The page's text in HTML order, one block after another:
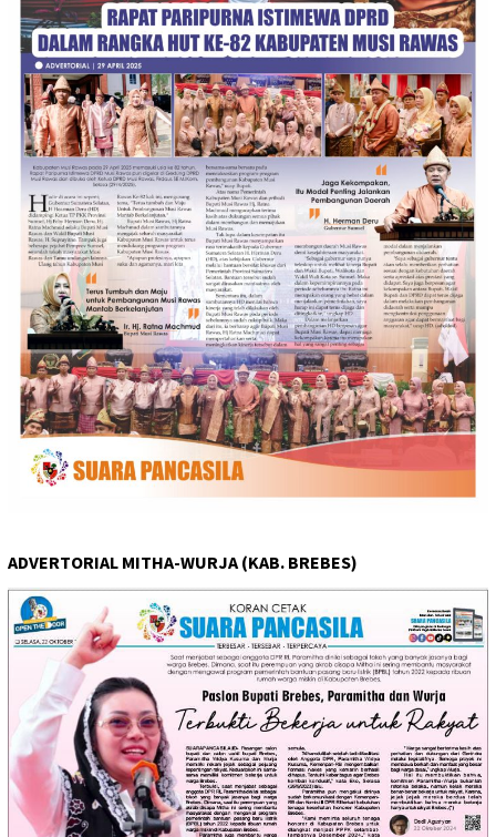
ADVERTORIAL MITHA-WURJA (KAB. BREBES)